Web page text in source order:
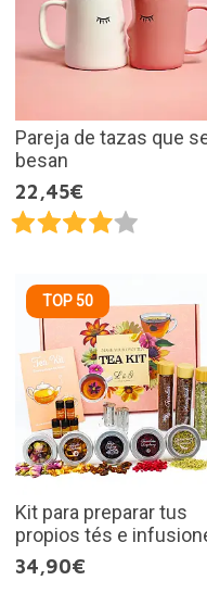
Pareja de tazas que
besan
22,45€
TOP 50
Kit para preparar tus
propios tés e
34,90€